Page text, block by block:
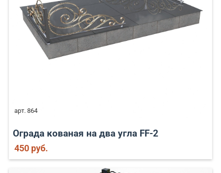
арт. 864
Ограда кованая на два угла FF-2
450 руб.